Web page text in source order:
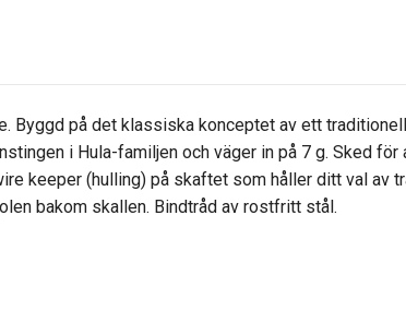
Byggd på det klassiska konceptet av ett
i Hula-familjen och väger in på 7 g. Sked
keeper (hulling) på skaftet som håller ditt val av
bakom skallen. Bindtråd av rostfritt stål.